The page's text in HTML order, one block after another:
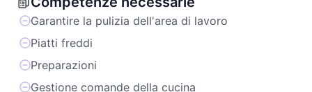
Garantire la pulizia dell'area di lavoro
Piatti freddi
Preparazioni
Gestione comande della cucina